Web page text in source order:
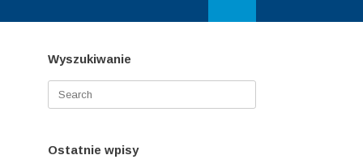
Wyszukiwanie
Ostatnie wpisy